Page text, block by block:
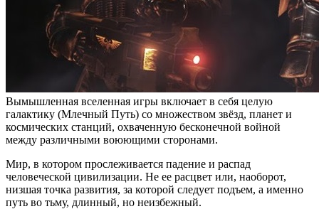
Вымышленная вселенная игры включает в себя целую
галактику (Млечный Путь) со множеством звёзд, планет и
космических станций, охваченную бесконечной войной
между различными воюющими сторонами.
Мир, в котором прослеживается падение и распад
человеческой цивилизации. Не ее расцвет или, наоборот,
низшая точка развития, за которой следует подъем, а именно
путь во тьму, длинный, но неизбежный.